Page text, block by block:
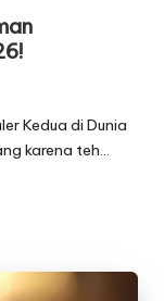
Kedua di Dunia
karena teh…